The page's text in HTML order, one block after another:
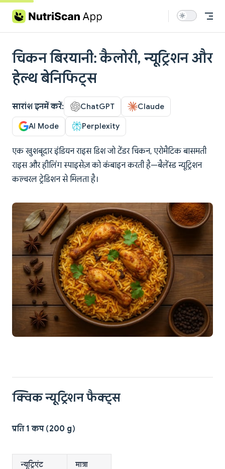
Skip to content
चिकन बिरयानी: कैलोरी, न्यूट्रिशन और
हेल्थ बेनिफिट्स
सारांश इनमें करें: ChatGPT Claude
AI Mode Perplexity
एक खुशबूदार इंडियन राइस डिश जो टेंडर चिकन, एरोमैटिक बासमती
राइस और हीलिंग स्पाइसेज़ को कंबाइन करती है—बैलेंस्ड न्यूट्रिशन
कल्चरल ट्रेडिशन से मिलता है।
क्विक न्यूट्रिशन फैक्ट्स
प्रति 1 कप (200 g)
न्यूट्रिएंट मात्रा